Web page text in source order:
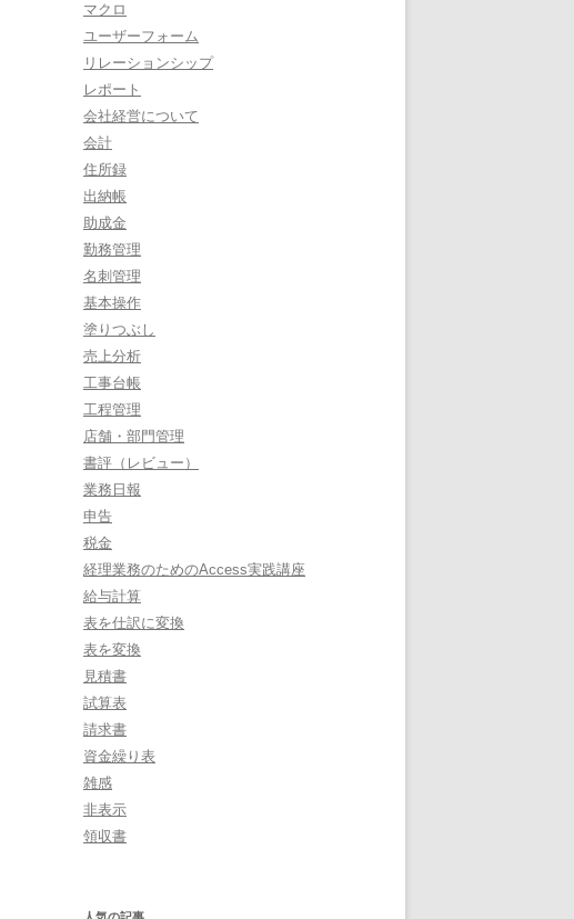
マクロ
ユーザーフォーム
リレーションシップ
レポート
会社経営について
会計
住所録
出納帳
助成金
勤務管理
名刺管理
基本操作
塗りつぶし
売上分析
工事台帳
工程管理
店舗・部門管理
書評（レビュー）
業務日報
申告
税金
経理業務のためのAccess実践講座
給与計算
表を仕訳に変換
表を変換
見積書
試算表
請求書
資金繰り表
雑感
非表示
領収書